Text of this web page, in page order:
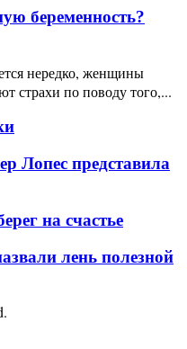
беременность?
нередко, женщины
страхи по поводу того,...
Лопес представила
на счастье
лень полезной